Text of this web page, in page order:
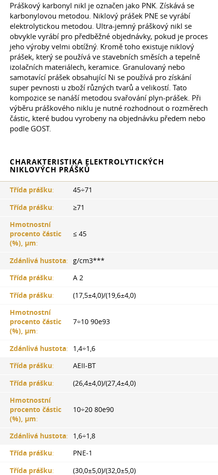
Práškový karbonyl nikl je označen jako PNK. Získává se
karbonylovou metodou. Niklový prášek PNE se vyrábí
elektrolytickou metodou. Ultra-jemný práškový nikl se
obvykle vyrábí pro předběžné objednávky, pokud je proces
jeho výroby velmi obtížný. Kromě toho existuje niklový
prášek, který se používá ve stavebních směsích a tepelně
izolačních materiálech, keramice. Granulovaný nebo
samotavící prášek obsahující Ni se používá pro získání
super pevnosti u zboží různých tvarů a velikostí. Tato
kompozice se nanáší metodou svařování plyn-prášek. Při
výběru práškového niklu je nutné rozhodnout o rozměrech
částic, které budou vyrobeny na objednávku předem nebo
podle GOST.
CHARAKTERISTIKA ELEKTROLYTICKÝCH
NIKLOVÝCH PRÁŠKŮ
Třída prášku:
45÷71
Třída prášku:
≥71
Hmotnostní
procento částic
(%), µm:
≤ 45
Zdánlivá hustota:
g/cm3***
Třída prášku:
A 2
Třída prášku:
(17,5±4,0)/(19,6±4,0)
Hmotnostní
procento částic
(%), µm:
7÷10 90e93
Zdánlivá hustota:
1,4÷1,6
Třída prášku:
AEII-BT
Třída prášku:
(26,4±4,0)/(27,4±4,0)
Hmotnostní
procento částic
(%), µm:
10÷20 80e90
Zdánlivá hustota:
1,6÷1,8
Třída prášku:
PNE-1
Třída prášku:
(30,0±5,0)/(32,0±5,0)